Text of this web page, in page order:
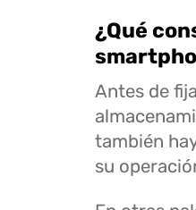
¿Qué
Antes de
también
su